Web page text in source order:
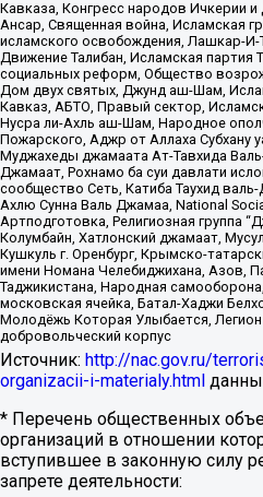
Кавказа, Конгресс народов Ичкерии и
Ансар, Священная война, Исламская
исламского освобождения, Лашкар-И-
Движение Талибан, Исламская партия
социальных реформ, Общество
Дом двух святых, Джунд аш-Шам,
Кавказ, АБТО, Правый сектор,
Нусра ли-Ахль аш-Шам, Народное
Пожарского, Аджр от Аллаха Субхану
Муджахеды джамаата Ат-Тавхида
Джамаат, Рохнамо ба суи давлати
сообщество Сеть, Катиба Таухид
Ахлю Сунна Валь Джамаа, National
Артподготовка, Религиозная группа
Колумбайн, Хатлонский джамаат,
Кушкуль г. Оренбург, Крымско-
имени Номана Челебиджихана, Азов,
Таджикистана, Народная
московская ячейка, Батал-Хаджи
Молодёжь Которая Улыбается,
добровольческий корпус
Источник: http://nac.gov.ru/
organizacii-i-materialy.html
* Перечень общественных
организаций в отношении
вступившее в законную силу
запрете деятельности: